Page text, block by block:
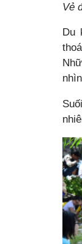
Vẻ
Du